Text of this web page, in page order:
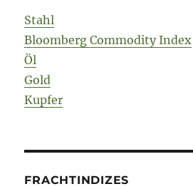
Stahl
Bloomberg Commodity Index
Öl
Gold
Kupfer
FRACHTINDIZES